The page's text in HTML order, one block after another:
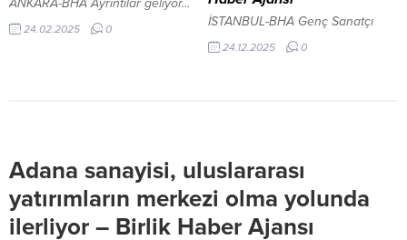
bulundu. Toplantıya yoğun ilgi...
ANKARA-BHA Ayrıntılar geliyor…
24.02.2025 0
İSTANBUL-BHA Genç Sanatçı
Ömer Buğra Başıbüyük,
Türkiye’ye büyük gurur yaşattı
tarihi Mabeyn Yolu, restorasyon
odaklanan bir galeri olarak
düzenlenerek ziyarete açıldı.
24.12.2025 0
Adana sanayisi, uluslararası
yatırımların merkezi olma yolunda
ilerliyor – Birlik Haber Ajansı